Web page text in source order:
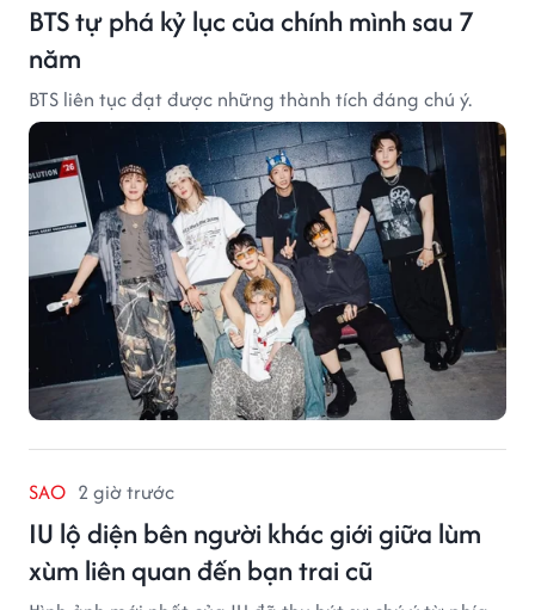
BTS tự phá kỷ lục của chính mình sau 7
năm
BTS liên tục đạt được những thành tích đáng chú ý.
SAO 2 giờ trước
IU lộ diện bên người khác giới giữa lùm
xùm liên quan đến bạn trai cũ